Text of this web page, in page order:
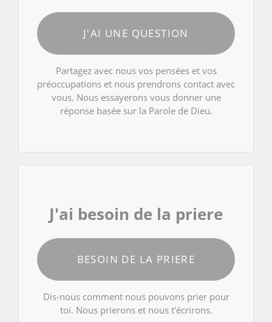
J'AI UNE QUESTION
Partagez avec nous vos pensées et vos
préoccupations et nous prendrons contact avec
vous. Nous essayerons vous donner une
réponse basée sur la Parole de Dieu.
J'ai besoin de la priere
BESOIN DE LA PRIERE
Dis-nous comment nous pouvons prier pour
toi. Nous prierons et nous t'écrirons.